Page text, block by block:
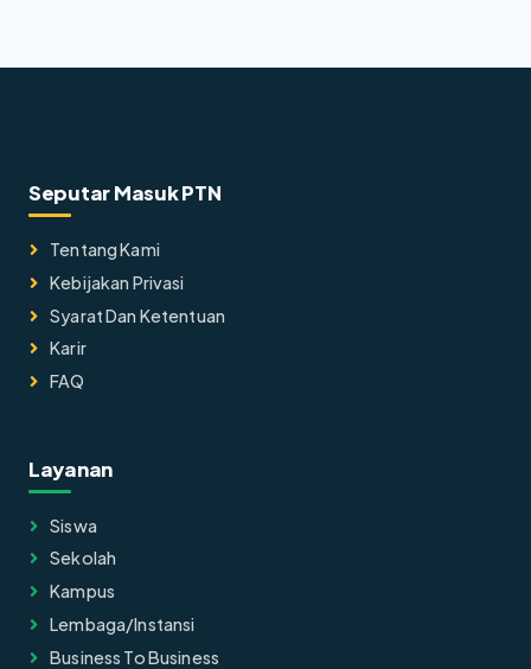
Seputar Masuk PTN
Tentang Kami
Kebijakan Privasi
Syarat Dan Ketentuan
Karir
FAQ
Layanan
Siswa
Sekolah
Kampus
Lembaga/instansi
Business To Business